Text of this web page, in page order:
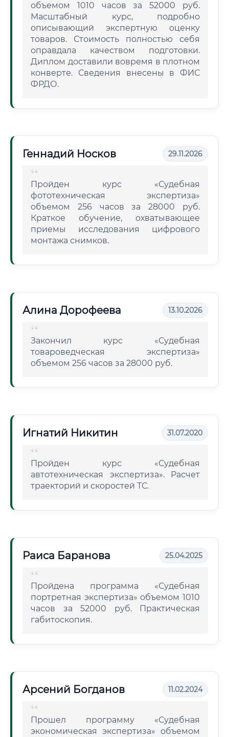
объемом 1010 часов за 52000 руб.
Масштабный курс, подробно
описывающий экспертную оценку
товаров. Стоимость полностью себя
оправдала качеством подготовки.
Диплом доставили вовремя в плотном
конверте. Сведения внесены в ФИС
ФРДО.
Геннадий Носков 29.11.2026
Пройден курс «Судебная
фототехническая экспертиза»
объемом 256 часов за 28000 руб.
Краткое обучение, охватывающее
приемы исследования цифрового
монтажа снимков.
Алина Дорофеева 13.10.2026
Закончил курс «Судебная
товароведческая экспертиза»
объемом 256 часов за 28000 руб.
Игнатий Никитин 31.07.2020
Пройден курс «Судебная
автотехническая экспертиза». Расчет
траекторий и скоростей ТС.
Раиса Баранова 25.04.2025
Пройдена программа «Судебная
портретная экспертиза» объемом 1010
часов за 52000 руб. Практическая
габитоскопия.
Арсений Богданов 11.02.2024
Прошел программу «Судебная
экономическая экспертиза» объемом